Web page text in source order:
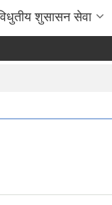
शुसासन सेवा